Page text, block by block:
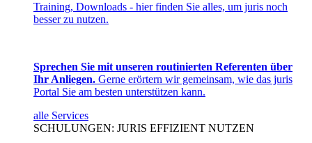
Training, Downloads - hier finden Sie alles, um juris noch
besser zu nutzen.
Sprechen Sie mit unseren routinierten Referenten über
Ihr Anliegen. Gerne erörtern wir gemeinsam, wie das juris
Portal Sie am besten unterstützen kann.
alle Services
SCHULUNGEN: JURIS EFFIZIENT NUTZEN